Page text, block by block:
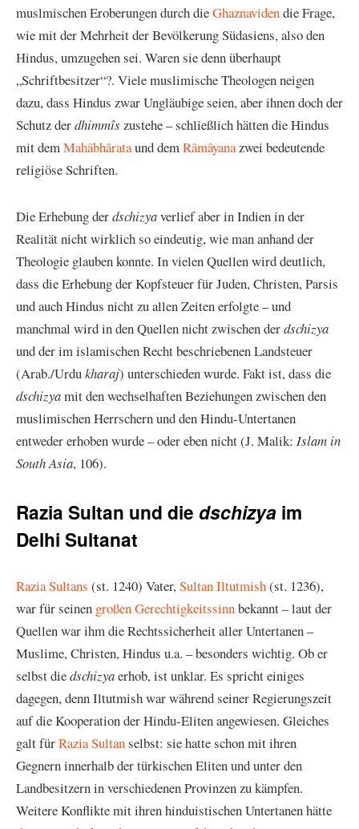
muslmischen Eroberungen durch dieGhaznavidendie Frage,
wie mit der Mehrheit der Bevölkerung Südasiens, also den
Hindus, umzugehen sei. Waren sie denn überhaupt
„Schriftbesitzer“?. Viele muslimische Theologen neigen
dazu, dass Hindus zwar Ungläubige seien, aber ihnen doch der
Schutz derdhimmîs zustehe – schließlich hätten die Hindus
mit demMahâbhârataund demRâmâyanazwei bedeutende
religiöse Schriften.
Die Erhebung derdschizyaverlief aber in Indien in der
Realität nicht wirklich so eindeutig, wie man anhand der
Theologie glauben konnte. In vielen Quellen wird deutlich,
dass die Erhebung der Kopfsteuer für Juden, Christen, Parsis
und auch Hindus nicht zu allen Zeiten erfolgte – und
manchmal wird in den Quellen nicht zwischen derdschizya
und der im islamischen Recht beschriebenen Landsteuer
(Arab./Urdukharaj) unterschieden wurde. Fakt ist, dass die
dschizyamit den wechselhaften Beziehungen zwischen den
muslimischen Herrschern und den Hindu-Untertanen
entweder erhoben wurde – oder eben nicht (J. Malik: Islam in
South Asia, 106).
Razia Sultan und die dschizya im
Delhi Sultanat
Razia Sultans (st. 1240) Vater,Sultan Iltutmish(st. 1236),
war für seinen großen Gerechtigkeitssinnbekannt – laut der
Quellen war ihm die Rechtssicherheit aller Untertanen –
Muslime, Christen, Hindus u.a. – besonders wichtig. Ob er
selbst diedschizyaerhob, ist unklar. Es spricht einiges
dagegen, denn Iltutmish war während seiner Regierungszeit
auf die Kooperation der Hindu-Eliten angewiesen. Gleiches
galt fürRazia Sultanselbst: sie hatte schon mit ihren
Gegnern innerhalb der türkischen Eliten und unter den
Landbesitzern in verschiedenen Provinzen zu kämpfen.
Weitere Konflikte mit ihren hinduistischen Untertanen hätte